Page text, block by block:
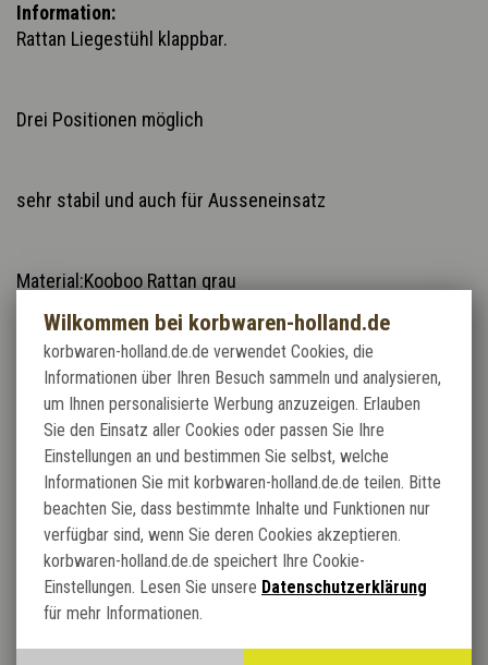
Information:
Rattan Liegestühl klappbar.
Drei Positionen möglich
sehr stabil und auch für Ausseneinsatz
Material:Kooboo Rattan grau
Sitzhöhe 36 cm
Armlehnenh. 58 cm
Verwandte Produkte:
Wilkommen bei korbwaren-holland.de
korbwaren-holland.de.de verwendet Cookies, die
Informationen über Ihren Besuch sammeln und analysieren,
um Ihnen personalisierte Werbung anzuzeigen. Erlauben
Sie den Einsatz aller Cookies oder passen Sie Ihre
Einstellungen an und bestimmen Sie selbst, welche
Informationen Sie mit korbwaren-holland.de.de teilen. Bitte
beachten Sie, dass bestimmte Inhalte und Funktionen nur
verfügbar sind, wenn Sie deren Cookies akzeptieren.
korbwaren-holland.de.de speichert Ihre Cookie-
Einstellungen. Lesen Sie unsere Datenschutzerklärung
für mehr Informationen.